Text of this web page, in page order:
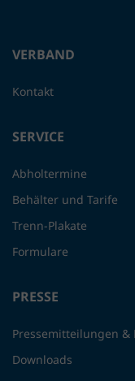
VERBAND
Kontakt
SERVICE
Abholtermine
Behälter und Tarife
Trenn-Plakate
Formulare
PRESSE
Pressemitteilungen &
Downloads